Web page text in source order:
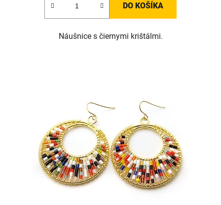
DO KOŠÍKA
Náušnice s čiernymi krištálmi.